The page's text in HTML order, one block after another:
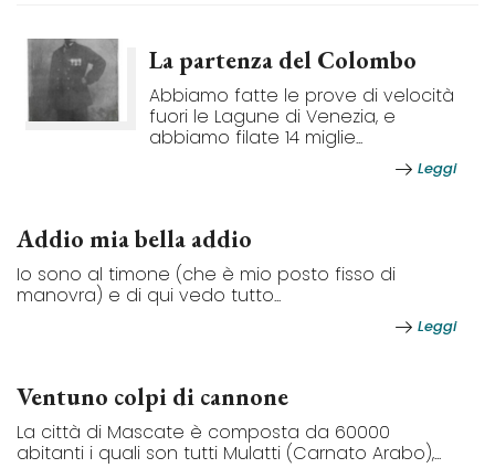
La partenza del Colombo
Abbiamo fatte le prove di velocità
fuori le Lagune di Venezia, e
abbiamo filate 14 miglie...
Leggi
Addio mia bella addio
Io sono al timone (che è mio posto fisso di
manovra) e di qui vedo tutto...
Leggi
Ventuno colpi di cannone
La città di Mascate è composta da 60000
abitanti i quali son tutti Mulatti (Carnato Arabo),...